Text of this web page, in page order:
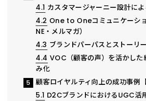
4.1 カスタマージャーニー設計に
4.2 One to Oneコミュニケーシ
NE・メルマガ）
4.3 ブランドパーパスとストーリ
4.4 VOC（顧客の声）を活かした
み化
5
顧客ロイヤルティ向上の成功事例
5.1 D2CブランドにおけるUGC活